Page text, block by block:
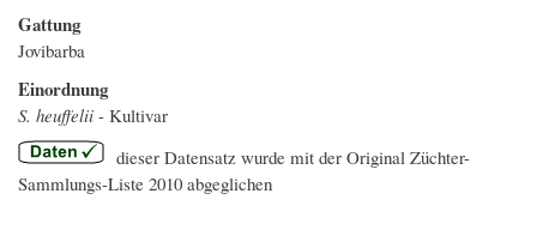
Gattung
Jovibarba
Einordnung
S. heuffelii - Kultivar
dieser Datensatz wurde mit der Original Züchter-
Sammlungs-Liste 2010 abgeglichen